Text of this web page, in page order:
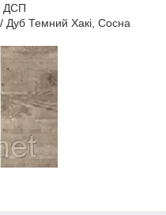
ДСП
Дуб Темний Хакі, Сосна